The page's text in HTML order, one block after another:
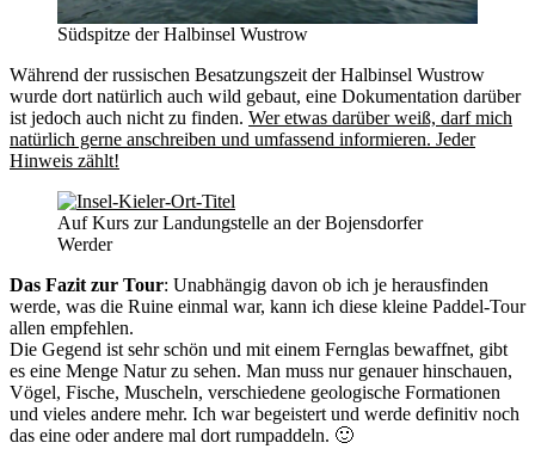
Südspitze der Halbinsel Wustrow
Während der russischen Besatzungszeit der Halbinsel Wustrow
wurde dort natürlich auch wild gebaut, eine Dokumentation darüber
ist jedoch auch nicht zu finden. Wer etwas darüber weiß, darf mich
natürlich gerne anschreiben und umfassend informieren. Jeder
Hinweis zählt!
Auf Kurs zur Landungstelle an der Bojensdorfer
Werder
Das Fazit zur Tour: Unabhängig davon ob ich je herausfinden
werde, was die Ruine einmal war, kann ich diese kleine Paddel-Tour
allen empfehlen.
Die Gegend ist sehr schön und mit einem Fernglas bewaffnet, gibt
es eine Menge Natur zu sehen. Man muss nur genauer hinschauen,
Vögel, Fische, Muscheln, verschiedene geologische Formationen
und vieles andere mehr. Ich war begeistert und werde definitiv noch
das eine oder andere mal dort rumpaddeln. 🙂